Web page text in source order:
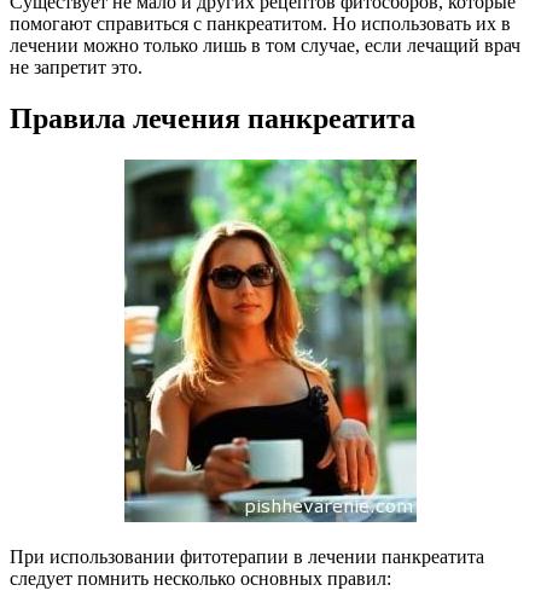
помогают справиться с панкреатитом. Но использовать их в
лечении можно только лишь в том случае, если лечащий врач
не запретит это.
Правила лечения панкреатита
При использовании фитотерапии в лечении панкреатита
следует помнить несколько основных правил: